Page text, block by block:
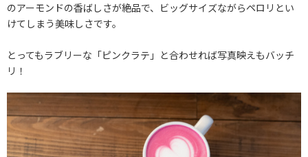
のアーモンドの香ばしさが絶品で、ビッグサイズながらペロリとい
けてしまう美味しさです。
とってもラブリーな「ピンクラテ」と合わせれば写真映えもバッチ
リ！